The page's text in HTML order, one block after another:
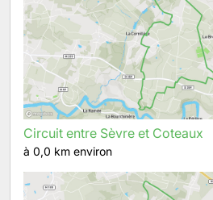
Circuit entre Sèvre et Coteaux
à 0,0 km environ